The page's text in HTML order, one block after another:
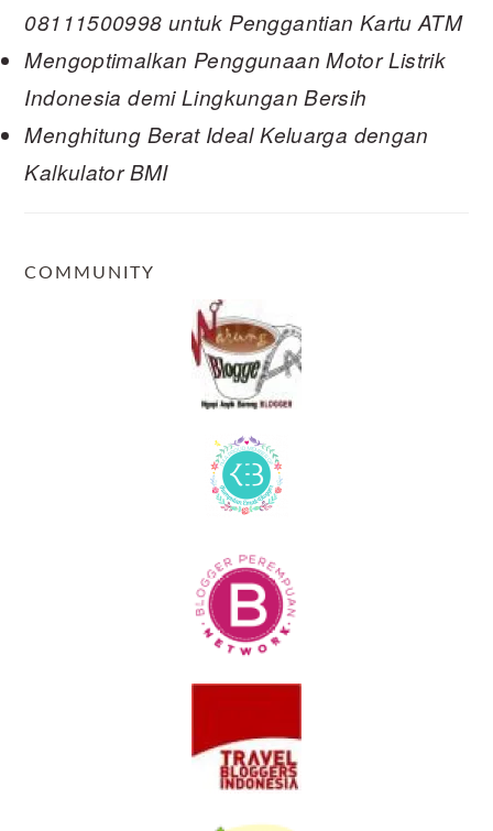
08111500998 untuk Penggantian Kartu ATM
Mengoptimalkan Penggunaan Motor Listrik
Indonesia demi Lingkungan Bersih
Menghitung Berat Ideal Keluarga dengan
Kalkulator BMI
COMMUNITY